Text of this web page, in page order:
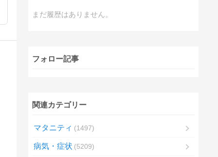
まだ履歴はありません。
フォロー記事
関連カテゴリー
マタニティ 1497
病気・症状 5209